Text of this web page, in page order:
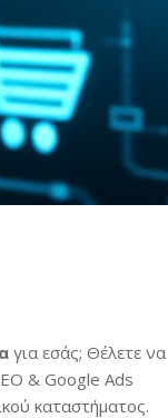
για εσάς; Θέλετε να
& Google Ads
καταστήματος.